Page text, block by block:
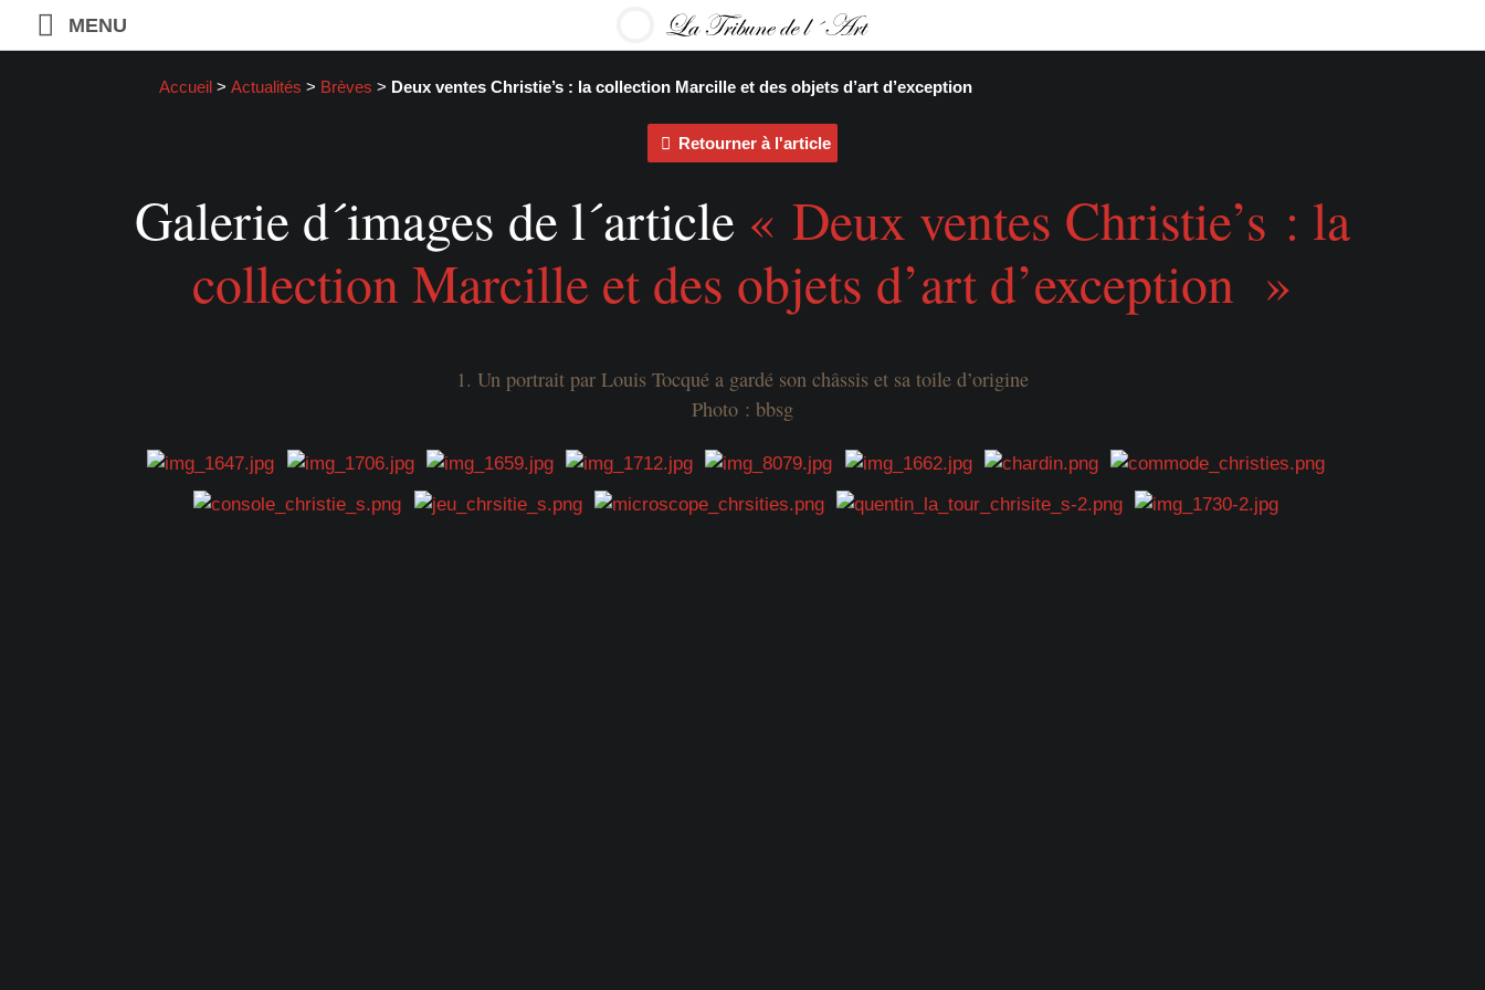
MENU
Accueil > Actualités > Brèves > Deux ventes Christie’s : la collection Marcille et des objets d’art d’exception
Retourner à l'article
Galerie d´images de l´article « Deux ventes Christie’s : la
collection Marcille et des objets d’art d’exception »
1. Un portrait par Louis Tocqué a gardé son châssis et sa toile d’origine
Photo : bbsg